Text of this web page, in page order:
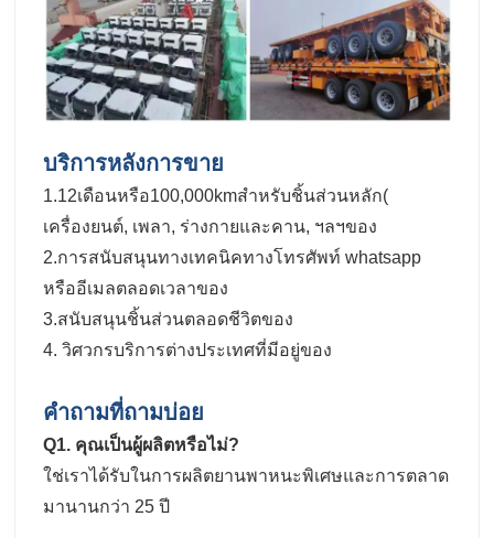
บริการหลังการขาย
1.12เดือนหรือ100,000kmสําหรับชิ้นส่วนหลัก(
เครื่องยนต์, เพลา, ร่างกายและคาน, ฯลฯของ
2.การสนับสนุนทางเทคนิคทางโทรศัพท์ whatsapp
หรืออีเมลตลอดเวลาของ
3.สนับสนุนชิ้นส่วนตลอดชีวิตของ
4. วิศวกรบริการต่างประเทศที่มีอยู่ของ
คำถามที่ถามบ่อย
Q1. คุณเป็นผู้ผลิตหรือไม่?
ใช่เราได้รับในการผลิตยานพาหนะพิเศษและการตลาด
มานานกว่า 25 ปี